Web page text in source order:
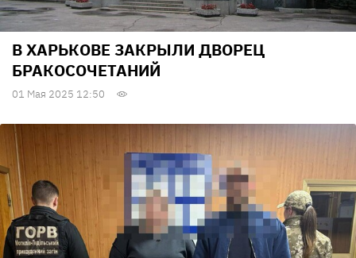
В ХАРЬКОВЕ ЗАКРЫЛИ ДВОРЕЦ
БРАКОСОЧЕТАНИЙ
01 Мая 2025 12:50